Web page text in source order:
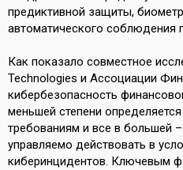
предиктивной защиты,
автоматического соблюдения
Как показало совместное
Technologies и Ассоциации
кибербезопасность
меньшей степени
требованиям и все в большей
управляемо действовать в
киберинцидентов. Ключевым